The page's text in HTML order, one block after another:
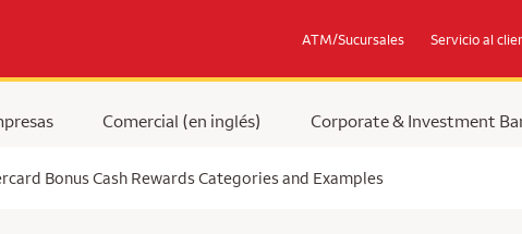
ATM/Sucursales Servicio al
Comercial (en inglés) Corporate & Investment
Bonus Cash Rewards Categories and Examples